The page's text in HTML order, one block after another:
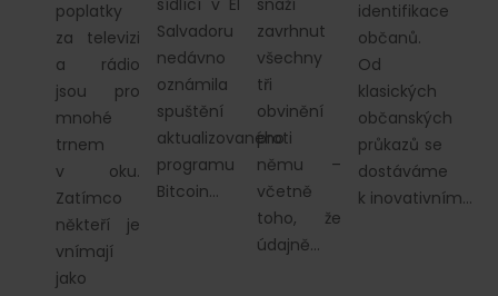
poplatky
za televizi
a rádio
jsou pro
mnohé
trnem
v oku.
Zatímco
někteří je
vnímají
jako
Salvadoru
nedávno
oznámila
spuštění
aktualizovaného
programu
Bitcoin…
zavrhnut
všechny
tři
obvinění
proti
němu –
včetně
toho, že
údajně…
identifikace
občanů.
Od
klasických
občanských
průkazů se
dostáváme
k inovativním…